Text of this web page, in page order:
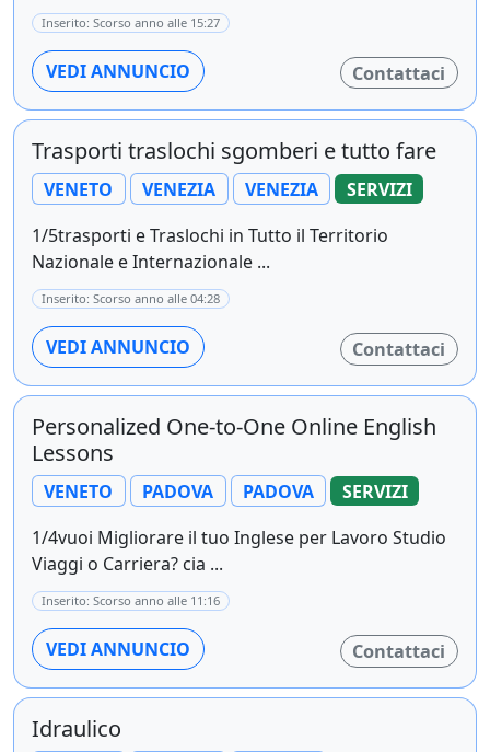
Inserito: Scorso anno alle 15:27
VEDI ANNUNCIO Contattaci
Trasporti traslochi sgomberi e tutto fare
VENETO VENEZIA VENEZIA
SERVIZI
1/5trasporti e Traslochi in Tutto il Territorio
Nazionale e Internazionale ...
Inserito: Scorso anno alle 04:28
VEDI ANNUNCIO Contattaci
Personalized One-to-One Online English
Lessons
VENETO PADOVA PADOVA
SERVIZI
1/4vuoi Migliorare il tuo Inglese per Lavoro Studio
Viaggi o Carriera? cia ...
Inserito: Scorso anno alle 11:16
VEDI ANNUNCIO Contattaci
Idraulico